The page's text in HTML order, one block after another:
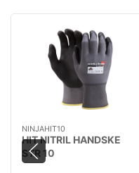
NINJAHIT10
HIT NITRIL HANDSKE
STR 10